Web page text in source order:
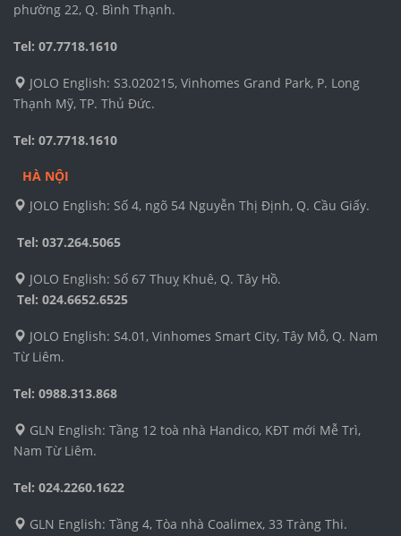
phường 22, Q. Bình Thạnh.
Tel: 07.7718.1610
JOLO English: S3.020215, Vinhomes Grand Park, P. Long
Thạnh Mỹ, TP. Thủ Đức.
Tel: 07.7718.1610
HÀ NỘI
JOLO English: Số 4, ngõ 54 Nguyễn Thị Định, Q. Cầu Giấy.
Tel: 037.264.5065
JOLO English: Số 67 Thuỵ Khuê, Q. Tây Hồ.
Tel: 024.6652.6525
JOLO English: S4.01, Vinhomes Smart City, Tây Mỗ, Q. Nam
Từ Liêm.
Tel: 0988.313.868
GLN English: Tầng 12 toà nhà Handico, KĐT mới Mễ Trì,
Nam Từ Liêm.
Tel: 024.2260.1622
GLN English: Tầng 4, Tòa nhà Coalimex, 33 Tràng Thi.